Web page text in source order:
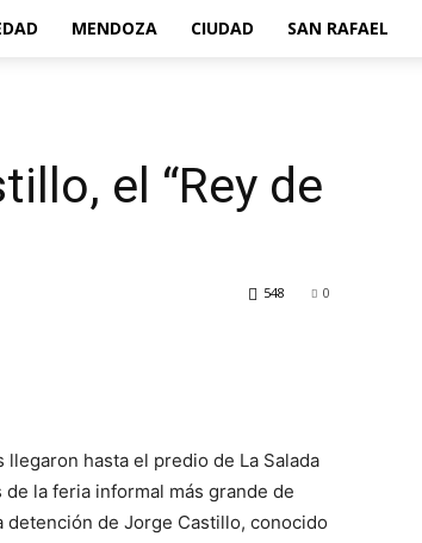
MENDOZA CIUDAD SAN RAFAEL
el “Rey de
0
548
hasta el predio de La Salada
la feria informal más grande de
detención de Jorge Castillo, conocido